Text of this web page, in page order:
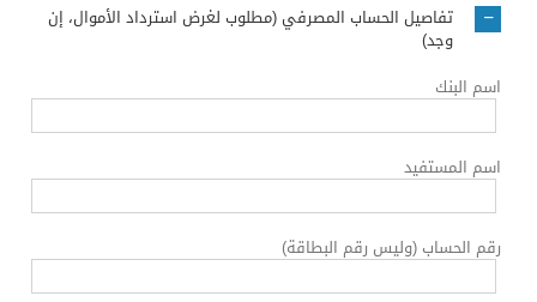
تفاصيل الحساب المصرفي (مطلوب لغرض استرداد الأموال، إن
وجد)
اسم البنك
اسم المستفيد
رقم الحساب (وليس رقم البطاقة)